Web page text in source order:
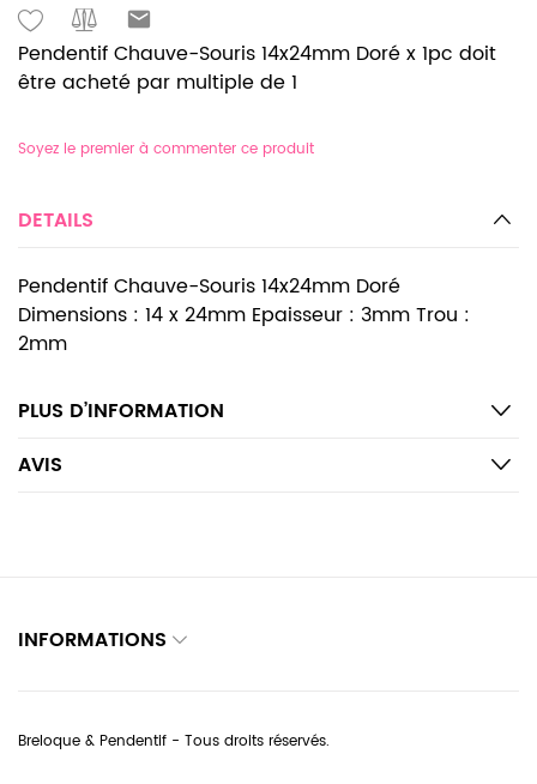
Pendentif Chauve-Souris 14x24mm Doré x 1pc doit
être acheté par multiple de 1
Soyez le premier à commenter ce produit
DETAILS
Pendentif Chauve-Souris 14x24mm Doré
Dimensions : 14 x 24mm Epaisseur : 3mm Trou :
2mm
PLUS D’INFORMATION
AVIS
INFORMATIONS
Breloque & Pendentif - Tous droits réservés.